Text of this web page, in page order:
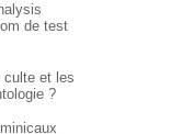
de test
culte et les
?